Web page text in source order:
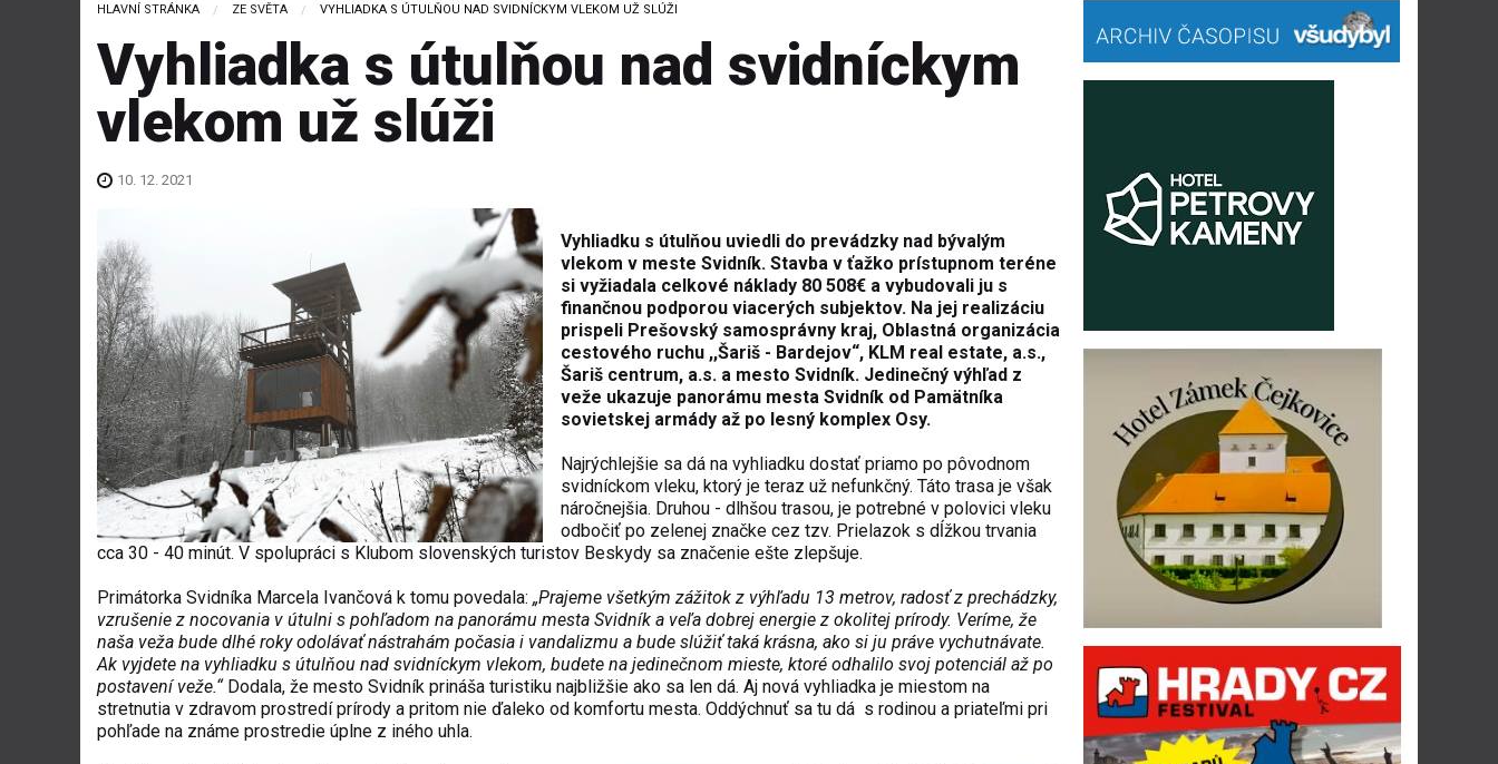
HLAVNÍ STRÁNKA ZE SVĚTA CURRENT:
VYHLIADKA S ÚTULŇOU NAD SVIDNÍCKYM VLEKOM UŽ SLÚŽI
Vyhliadka s útulňou nad svidníckym
vlekom už slúži
10. 12. 2021
Vyhliadku s útulňou uviedli do prevádzky nad bývalým
vlekom v meste Svidník. Stavba v ťažko prístupnom teréne
si vyžiadala celkové náklady 80 508€ a vybudovali ju s
finančnou podporou viacerých subjektov. Na jej realizáciu
prispeli Prešovský samosprávny kraj, Oblastná organizácia
cestového ruchu ,,Šariš - Bardejov“, KLM real estate, a.s.,
Šariš centrum, a.s. a mesto Svidník. Jedinečný výhľad z
veže ukazuje panorámu mesta Svidník od Pamätníka
sovietskej armády až po lesný komplex Osy.
Najrýchlejšie sa dá na vyhliadku dostať priamo po pôvodnom
svidníckom vleku, ktorý je teraz už nefunkčný. Táto trasa je však
náročnejšia. Druhou - dlhšou trasou, je potrebné v polovici vleku
odbočiť po zelenej značke cez tzv. Prielazok s dĺžkou trvania
cca 30 - 40 minút. V spolupráci s Klubom slovenských turistov Beskydy sa značenie ešte zlepšuje.
Primátorka Svidníka Marcela Ivančová k tomu povedala: „Prajeme všetkým zážitok z výhľadu 13 metrov, radosť z prechádzky,
vzrušenie z nocovania v útulni s pohľadom na panorámu mesta Svidník a veľa dobrej energie z okolitej prírody. Veríme, že
naša veža bude dlhé roky odolávať nástrahám počasia i vandalizmu a bude slúžiť taká krásna, ako si ju práve vychutnávate.
Ak vyjdete na vyhliadku s útulňou nad svidníckym vlekom, budete na jedinečnom mieste, ktoré odhalilo svoj potenciál až po
postavení veže.“Dodala, že mesto Svidník prináša turistiku najbližšie ako sa len dá. Aj nová vyhliadka je miestom na
stretnutia v zdravom prostredí prírody a pritom nie ďaleko od komfortu mesta. Oddýchnuť sa tu dá s rodinou a priateľmi pri
pohľade na známe prostredie úplne z iného uhla.